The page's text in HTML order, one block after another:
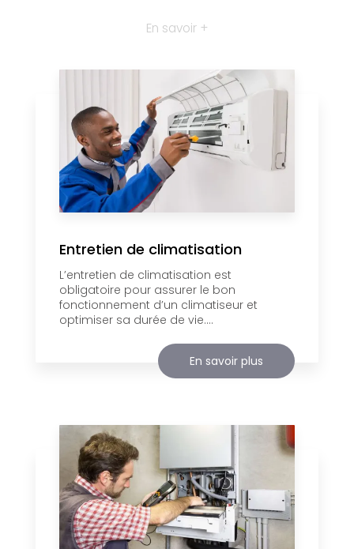
En savoir +
Entretien de climatisation
L’entretien de climatisation est
obligatoire pour assurer le bon
fonctionnement d’un climatiseur et
optimiser sa durée de vie....
En savoir plus